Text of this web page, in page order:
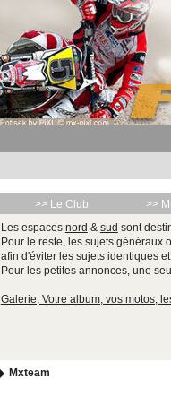
>> Le Club >>
Les espaces nord & sud sont
Pour le reste, les sujets généraux
afin d'éviter les sujets identiques
Pour les petites annonces, une
Galerie, Votre album, vos motos,
Mxteam